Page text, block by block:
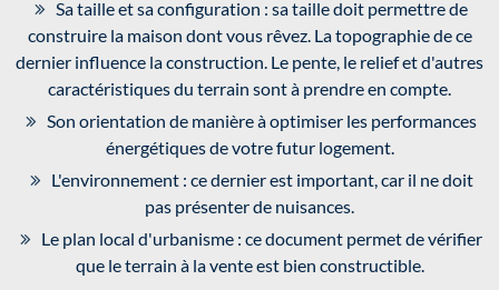
Sa taille et sa configuration : sa taille doit permettre de
construire la maison dont vous rêvez. La topographie de ce
dernier influence la construction. Le pente, le relief et d'autres
caractéristiques du terrain sont à prendre en compte.
Son orientation de manière à optimiser les performances
énergétiques de votre futur logement.
L'environnement : ce dernier est important, car il ne doit
pas présenter de nuisances.
Le plan local d'urbanisme : ce document permet de vérifier
que le terrain à la vente est bien constructible.